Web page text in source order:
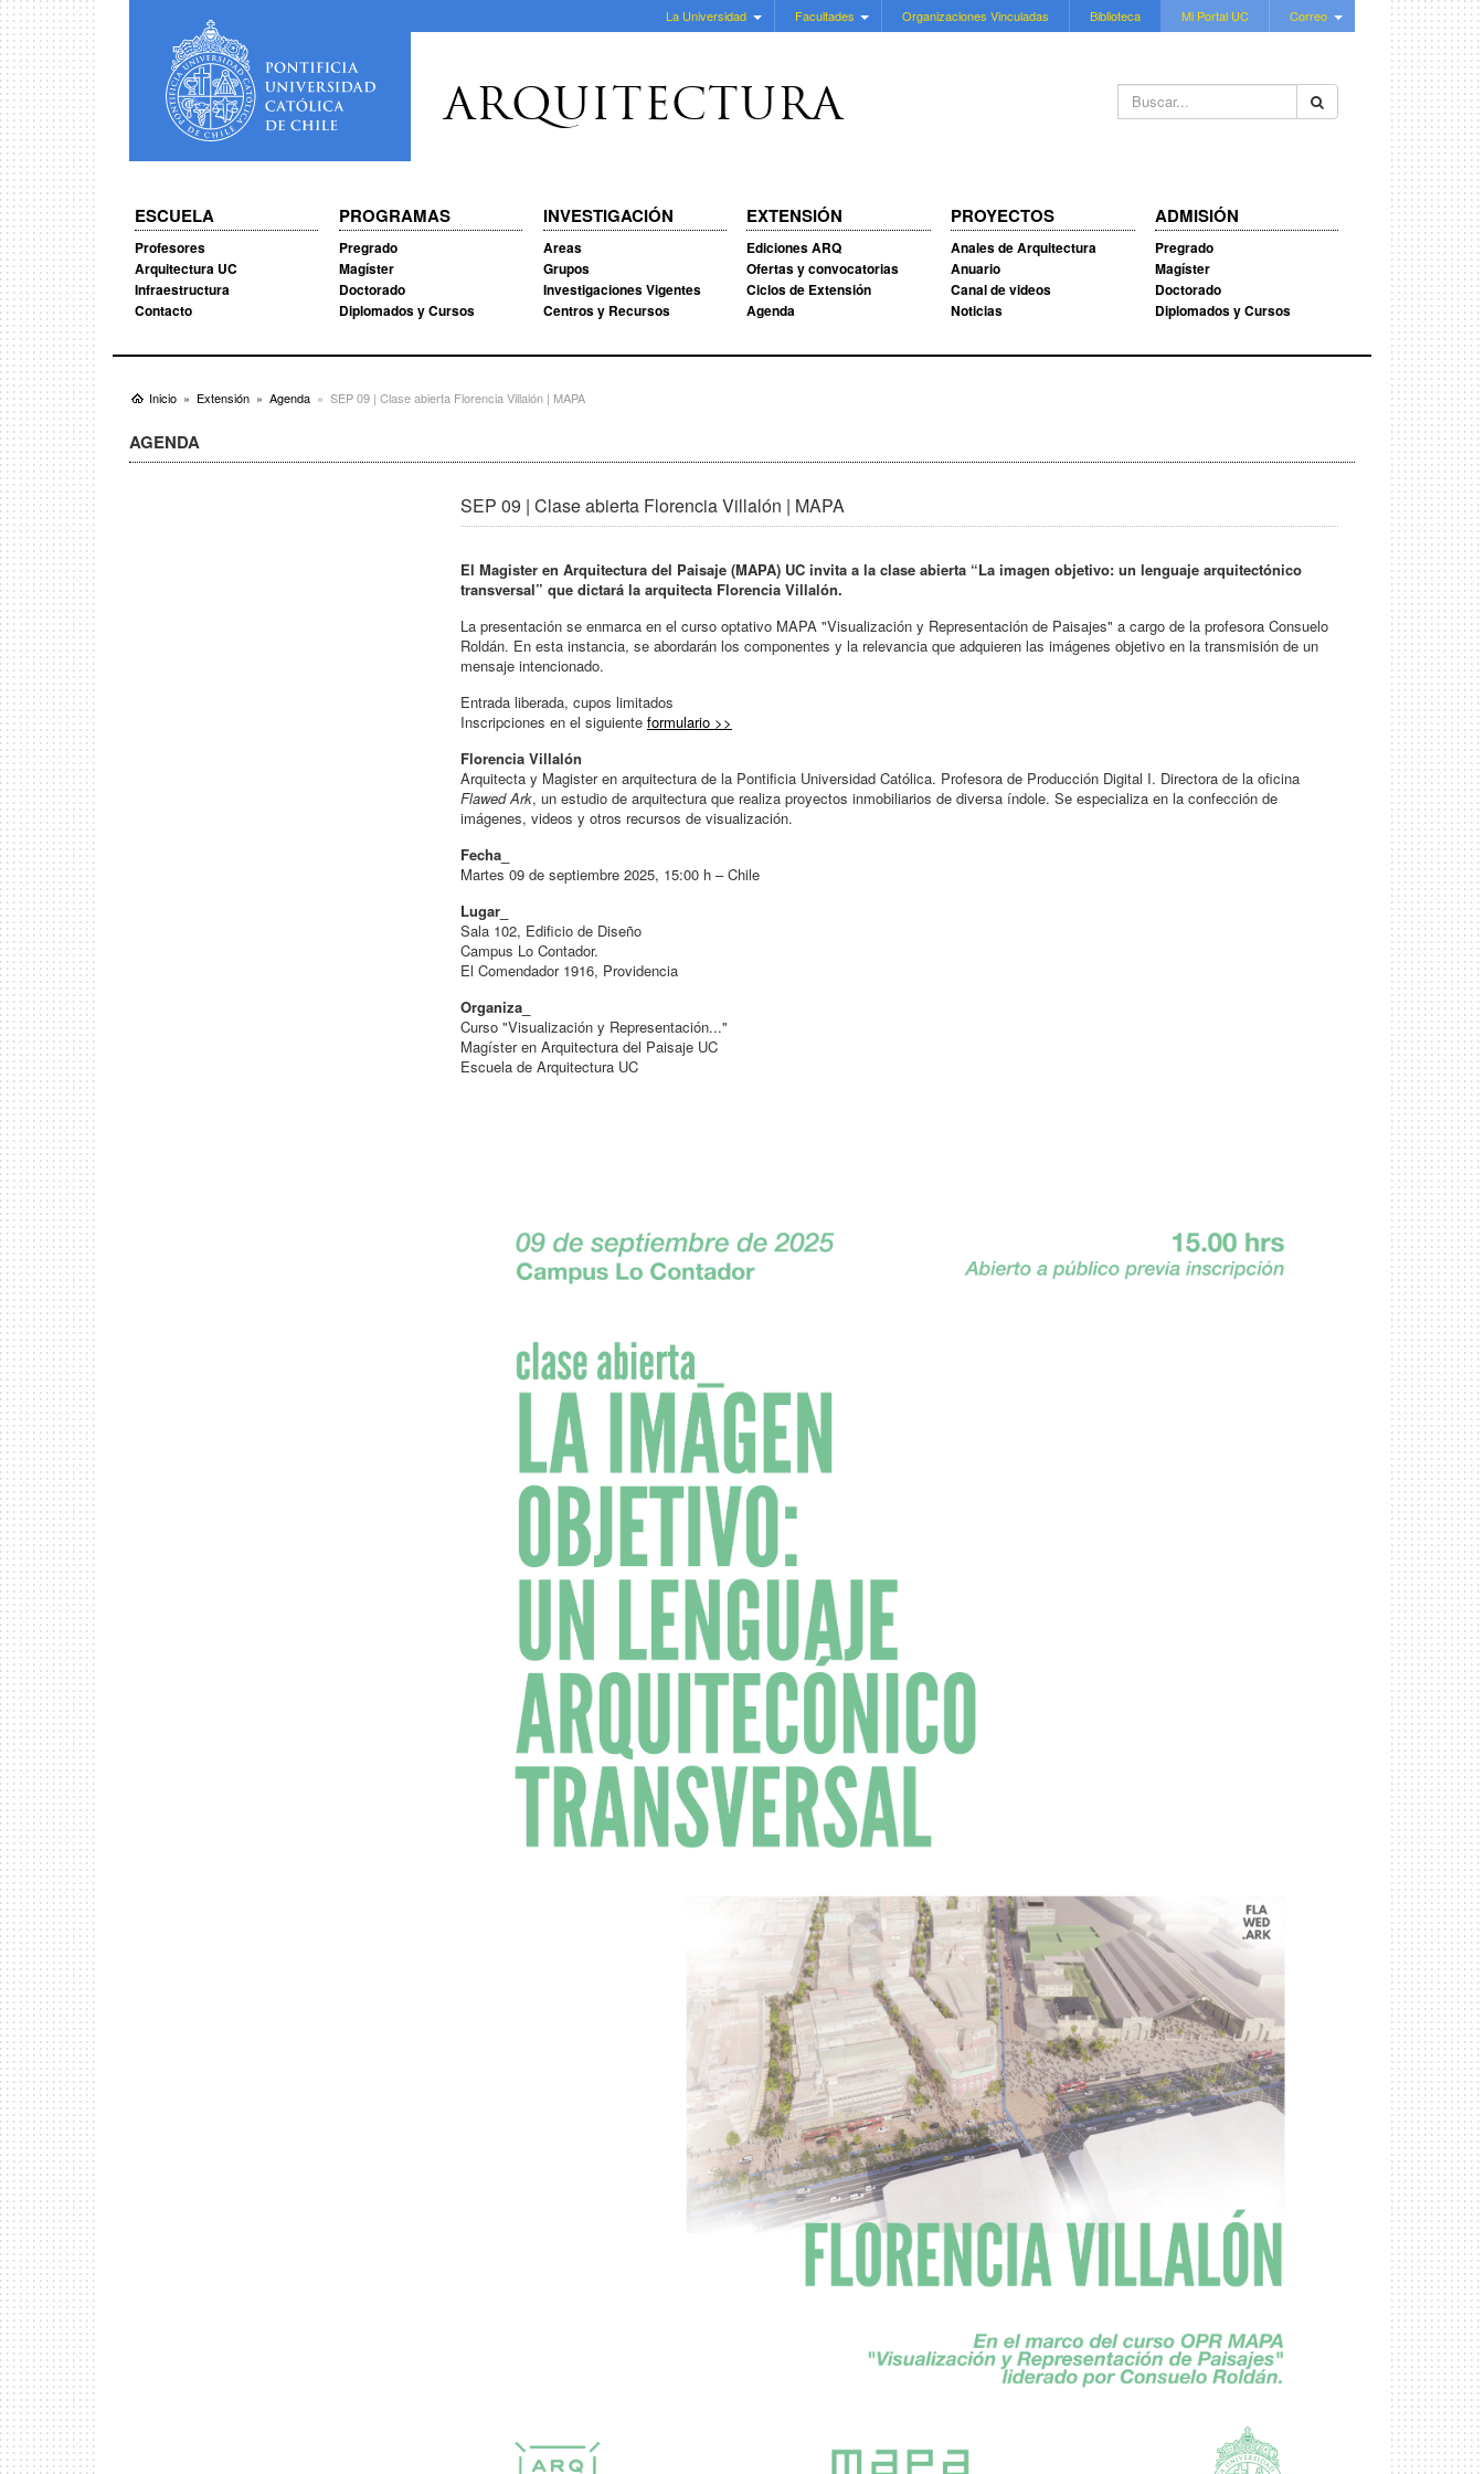
La Universidad Facultades Organizaciones Vinculadas Biblioteca Mi Portal UC Correo
Buscar...
ARQUITECTURA
ESCUELA
Profesores
Arquitectura UC
Infraestructura
Contacto
PROGRAMAS
Pregrado
Magíster
Doctorado
Diplomados y Cursos
INVESTIGACIÓN
Areas
Grupos
Investigaciones Vigentes
Centros y Recursos
EXTENSIÓN
Ediciones ARQ
Ofertas y convocatorias
Ciclos de Extensión
Agenda
PROYECTOS
Anales de Arquitectura
Anuario
Canal de videos
Noticias
ADMISIÓN
Pregrado
Magíster
Doctorado
Diplomados y Cursos
Inicio Extensión Agenda SEP 09 | Clase abierta Florencia Villalón | MAPA
AGENDA
SEP 09 | Clase abierta Florencia Villalón | MAPA
El Magister en Arquitectura del Paisaje (MAPA) UC invita a la clase abierta “La imagen objetivo: un lenguaje arquitectónico
transversal” que dictará la arquitecta Florencia Villalón.
La presentación se enmarca en el curso optativo MAPA "Visualización y Representación de Paisajes" a cargo de la profesora Consuelo
Roldán. En esta instancia, se abordarán los componentes y la relevancia que adquieren las imágenes objetivo en la transmisión de un
mensaje intencionado.
Entrada liberada, cupos limitados
Inscripciones en el siguiente formulario >>
Florencia Villalón
Arquitecta y Magister en arquitectura de la Pontificia Universidad Católica. Profesora de Producción Digital I. Directora de la oficina
Flawed Ark, un estudio de arquitectura que realiza proyectos inmobiliarios de diversa índole. Se especializa en la confección de
imágenes, videos y otros recursos de visualización.
Fecha_
Martes 09 de septiembre 2025, 15:00 h – Chile
Lugar_
Sala 102, Edificio de Diseño
Campus Lo Contador.
El Comendador 1916, Providencia
Organiza_
Curso "Visualización y Representación..."
Magíster en Arquitectura del Paisaje UC
Escuela de Arquitectura UC